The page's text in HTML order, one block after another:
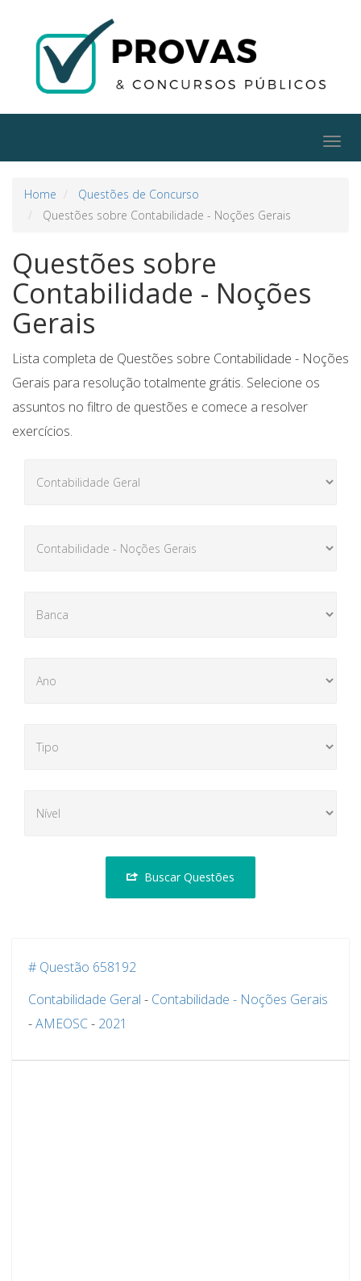
Home
Questões de Concurso
Questões sobre Contabilidade - Noções Gerais
Questões sobre
Contabilidade - Noções
Gerais
Lista completa de Questões sobre Contabilidade - Noções
Gerais para resolução totalmente grátis. Selecione os
assuntos no filtro de questões e comece a resolver
exercícios.
Buscar Questões
# Questão 658192
Contabilidade Geral - Contabilidade - Noções Gerais
-AMEOSC- 2021